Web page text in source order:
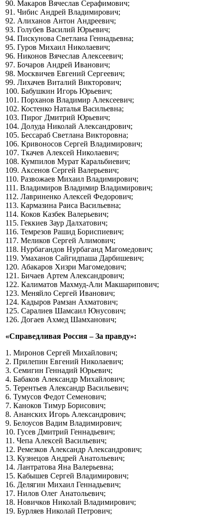
90. Макаров Вячеслав Серафимович;
91. Чибис Андрей Владимирович;
92. Алиханов Антон Андреевич;
93. Голубев Василий Юрьевич;
94. Пискунова Светлана Геннадьевна;
95. Гуров Михаил Николаевич;
96. Никонов Вячеслав Алексеевич;
97. Бочаров Андрей Иванович;
98. Москвичев Евгений Сергеевич;
99. Лихачев Виталий Викторович;
100. Бабушкин Игорь Юрьевич;
101. Порханов Владимир Алексеевич;
102. Костенко Наталья Васильевна;
103. Пирог Дмитрий Юрьевич;
104. Долуда Николай Александрович;
105. Бессараб Светлана Викторовна;
106. Кривоносов Сергей Владимирович;
107. Ткачев Алексей Николаевич;
108. Кумпилов Мурат Каральбиевич;
109. Аксенов Сергей Валерьевич;
110. Развожаев Михаил Владимирович;
111. Владимиров Владимир Владимирович;
112. Лавриненко Алексей Федорович;
113. Кармазина Раиса Васильевна;
114. Коков Казбек Валерьевич;
115. Геккиев Заур Далхатович;
116. Темрезов Рашид Бориспиевич;
117. Меликов Сергей Алимович;
118. Нурбагандов Нурбаганд Магомедович;
119. Умаханов Сайгидпаша Дарбишевич;
120. Абакаров Хизри Магомедович;
121. Бичаев Артем Александрович;
122. Калиматов Махмуд-Али Макшарипович;
123. Меняйло Сергей Иванович;
124. Кадыров Рамзан Ахматович;
125. Саралиев Шамсаил Юнусович;
126. Догаев Ахмед Шамханович;
«Справедливая Россия – За правду»:
1. Миронов Сергей Михайлович;
2. Прилепин Евгений Николаевич;
3. Семигин Геннадий Юрьевич;
4. Бабаков Александр Михайлович;
5. Терентьев Александр Васильевич;
6. Тумусов Федот Семенович;
7. Каноков Тимур Борисович;
8. Ананских Игорь Александрович;
9. Белоусов Вадим Владимирович;
10. Гусев Дмитрий Геннадьевич;
11. Чепа Алексей Васильевич;
12. Ремезков Александр Александрович;
13. Кузнецов Андрей Анатольевич;
14. Лантратова Яна Валерьевна;
15. Кабышев Сергей Владимирович;
16. Делягин Михаил Геннадьевич;
17. Нилов Олег Анатольевич;
18. Новичков Николай Владимирович;
19. Бурляев Николай Петрович;